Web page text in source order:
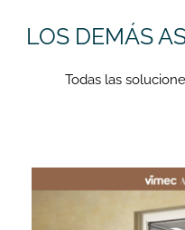
LOS DEMÁS
Todas las